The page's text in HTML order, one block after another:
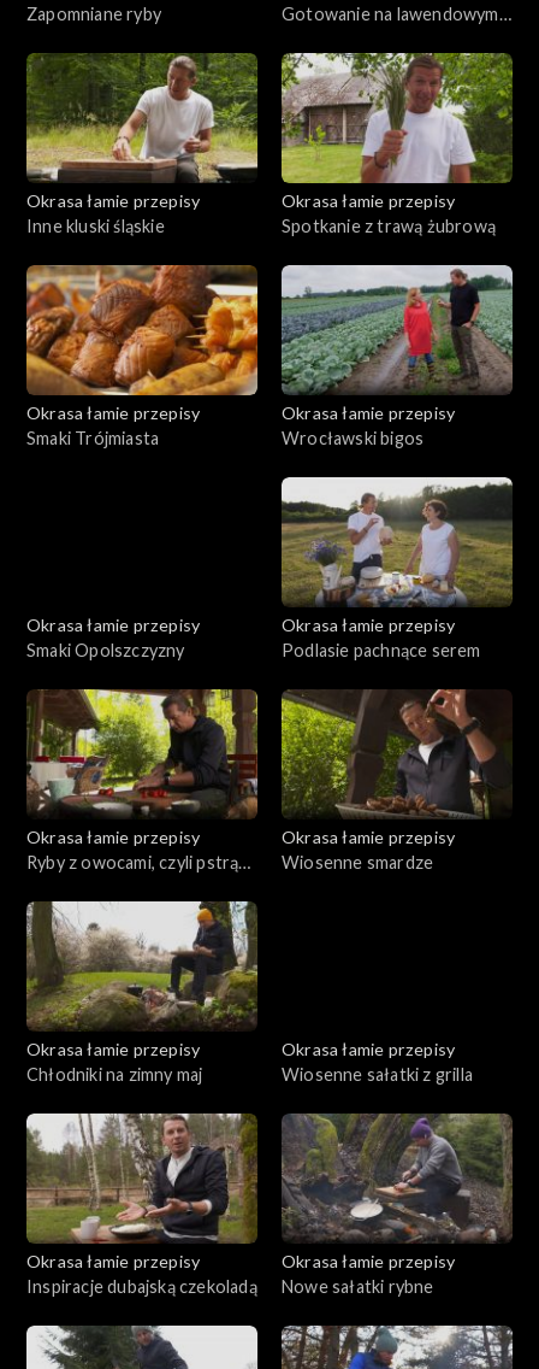
Zapomniane ryby
Gotowanie na lawendowym
Okrasa łamie przepisy
Inne kluski śląskie
Okrasa łamie przepisy
Spotkanie z trawą żubrową
Okrasa łamie przepisy
Smaki Trójmiasta
Okrasa łamie przepisy
Wrocławski bigos
Okrasa łamie przepisy
Smaki Opolszczyzny
Okrasa łamie przepisy
Podlasie pachnące serem
Okrasa łamie przepisy
Ryby z owocami, czyli pstrąg
Okrasa łamie przepisy
Wiosenne smardze
Okrasa łamie przepisy
Chłodniki na zimny maj
Okrasa łamie przepisy
Wiosenne sałatki z grilla
Okrasa łamie przepisy
Inspiracje dubajską czekoladą
Okrasa łamie przepisy
Nowe sałatki rybne